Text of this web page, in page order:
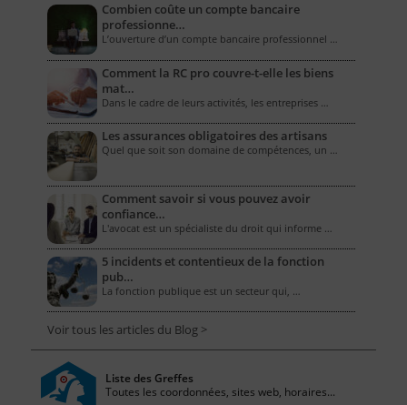
Combien coûte un compte bancaire
professionne…
L’ouverture d’un compte bancaire professionnel …
Comment la RC pro couvre-t-elle les biens
mat…
Dans le cadre de leurs activités, les entreprises …
Les assurances obligatoires des artisans
Quel que soit son domaine de compétences, un …
Comment savoir si vous pouvez avoir
confiance…
L'avocat est un spécialiste du droit qui informe …
5 incidents et contentieux de la fonction
pub…
La fonction publique est un secteur qui, …
Voir tous les articles du Blog >
Liste des Greffes
Toutes les coordonnées, sites web, horaires...